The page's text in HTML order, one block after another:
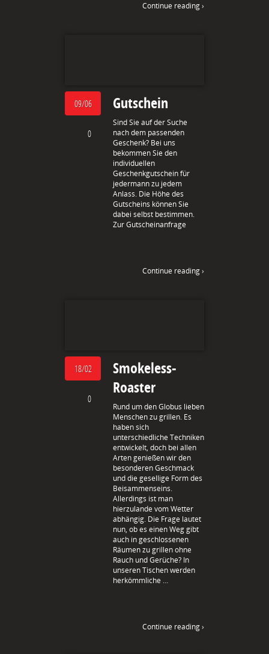
Continue reading ›
09/06
0
Gutschein
Sind Sie auf der Suche
nach dem passenden
Geschenk? Bei uns
bekommen Sie den
individuellen
Geschenkgutschein für
jedermann zu jedem
Anlass. Die Höhe des
Gutscheins können Sie
dabei selbst bestimmen.
Zur Gutscheinanfrage
Continue reading ›
18/02
0
Smokeless-
Roaster
Rund um den Globus lieben
Menschen zu grillen. Es
haben sich
unterschiedliche Techniken
entwickelt, doch bei allen
Arten genießen wir den
besonderen Geschmack
und die gesellige Form des
Beisammenseins.
Allerdings ist man
hierzulande vom Wetter
abhängig. Die Frage lautet
nun, ob es einen Weg gibt
auch in geschlossenen
Räumen zu grillen ohne
Rauch und Gerüche? In
unseren Tischen werden
herkömmliche …
Continue reading ›